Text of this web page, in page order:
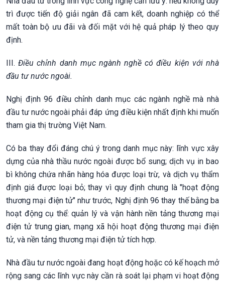
trì được tiến độ giải ngân đã cam kết, doanh nghiệp có thể
mất toàn bộ ưu đãi và đối mặt với hệ quả pháp lý theo quy
định.
III.Điều chỉnh danh mục ngành nghề có điều kiện với nhà
đầu tư nước ngoài.
Nghị định 96 điều chỉnh danh mục các ngành nghề mà nhà
đầu tư nước ngoài phải đáp ứng điều kiện nhất định khi muốn
tham gia thị trường Việt Nam.
Có ba thay đổi đáng chú ý trong danh mục này: lĩnh vực xây
dựng của nhà thầu nước ngoài được bổ sung; dịch vụ in bao
bì không chứa nhãn hàng hóa được loại trừ, và dịch vụ thẩm
định giá được loại bỏ; thay vì quy định chung là "hoạt động
thương mại điện tử" như trước, Nghị định 96 thay thế bằng ba
hoạt động cụ thể: quản lý và vận hành nền tảng thương mại
điện tử trung gian, mạng xã hội hoạt động thương mại điện
tử, và nền tảng thương mại điện tử tích hợp.
Nhà đầu tư nước ngoài đang hoạt động hoặc có kế hoạch mở
rộng sang các lĩnh vực này cần rà soát lại phạm vi hoạt động